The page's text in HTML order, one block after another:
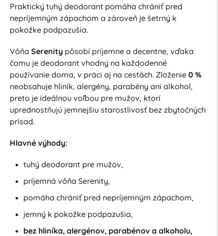
Praktický tuhý deodorant pomáha chrániť pred
nepríjemným zápachom a zároveň je šetrný k
pokožke podpazušia.
Vôňa Serenitypôsobí príjemne a decentne, vďaka
čomu je deodorant vhodný na každodenné
používanie doma, v práci aj na cestách. Zloženie 0 %
neobsahuje hliník, alergény, parabény ani alkohol,
preto je ideálnou voľbou pre mužov, ktorí
uprednostňujú jemnejšiu starostlivosť bez zbytočných
prísad.
Hlavné výhody:
tuhý deodorant pre mužov,
príjemná vôňa Serenity,
pomáha chrániť pred nepríjemným zápachom,
jemný k pokožke podpazušia,
bez hliníka, alergénov, parabénov a alkoholu,